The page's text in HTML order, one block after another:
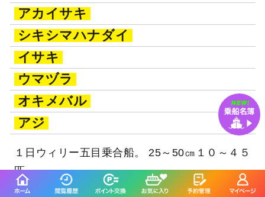
アカイサキ
シキシマハナダイ
イサキ
ウマヅラ
オキメバル
アジ
１日ウィリー五目乗合船。 25～50㎝１０～４５
匹。